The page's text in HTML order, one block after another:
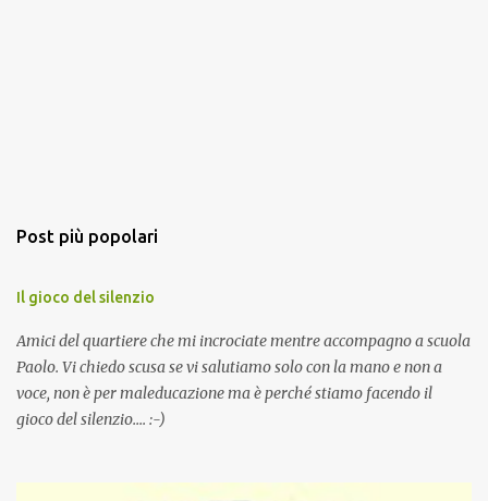
Post più popolari
Il gioco del silenzio
Amici del quartiere che mi incrociate mentre accompagno a scuola
Paolo. Vi chiedo scusa se vi salutiamo solo con la mano e non a
voce, non è per maleducazione ma è perché stiamo facendo il
gioco del silenzio.... :-)